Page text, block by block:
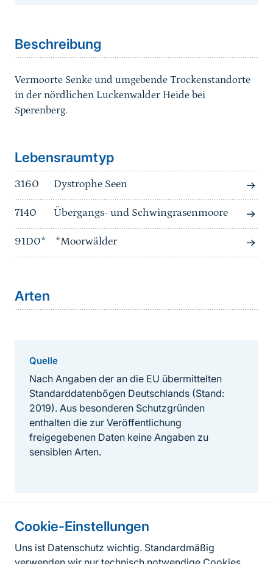
Cookie-Einstellungen
Uns ist Datenschutz wichtig. Standardmäßig
Beschreibung
Vermoorte Senke und umgebende Trockenstandorte
in der nördlichen Luckenwalder Heide bei
Sperenberg.
Lebensraumtyp
3160 Dystrophe Seen
7140 Übergangs- und Schwingrasenmoore
91D0* *Moorwälder
Arten
Quelle
Nach Angaben der an die EU übermittelten
Standarddatenbögen Deutschlands (Stand:
2019). Aus besonderen Schutzgründen
enthalten die zur Veröffentlichung
freigegebenen Daten keine Angaben zu
sensiblen Arten.
Informationen zur Seite